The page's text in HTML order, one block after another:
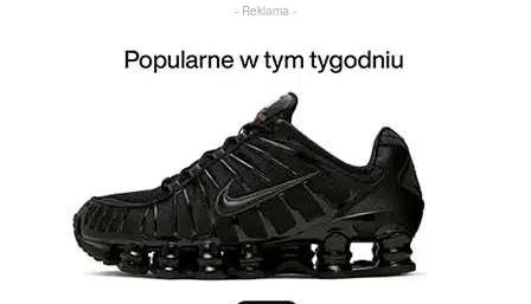
- Reklama -